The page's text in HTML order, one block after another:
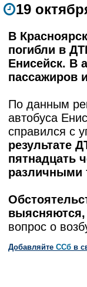
19
В
погибли в
Енисейск. В
пассажиров
По данным
автобуса
справился с
результате
пятнадцать
различными
выясняются,
вопрос о
Добавляйте CСб в